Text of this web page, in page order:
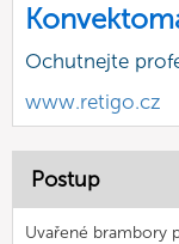
Ochutnejte
www.retigo.cz
Postup
Uvařené brambory